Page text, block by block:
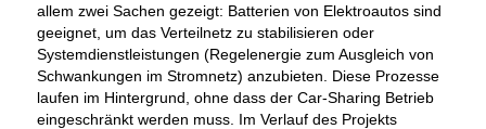
allem zwei Sachen gezeigt: Batterien von Elektroautos sind
geeignet, um das Verteilnetz zu stabilisieren oder
Systemdienstleistungen (Regelenergie zum Ausgleich von
Schwankungen im Stromnetz) anzubieten. Diese Prozesse
laufen im Hintergrund, ohne dass der Car-Sharing Betrieb
eingeschränkt werden muss. Im Verlauf des Projekts